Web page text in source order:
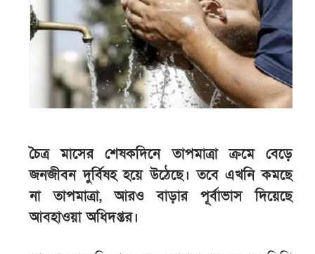
চৈত্র মাসের শেষকদিনে তাপমাত্রা ক্রমে বেড়ে
জনজীবন দুর্বিষহ হয়ে উঠেছে। তবে এখনি কমছে
না তাপমাত্রা, আরও বাড়ার পূর্বাভাস দিয়েছে
আবহাওয়া অধিদপ্তর।